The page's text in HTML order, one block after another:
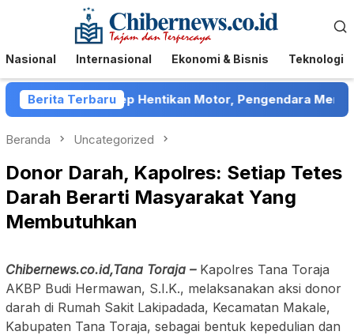
Menu
Mobile
Nasional Internasional Ekonomi & Bisnis Teknologi
Berita Terbaru
di Sumenep Hentikan Motor, Pengendara Mengaku
Beranda Uncategorized
Donor Darah, Kapolres: Setiap Tetes
Darah Berarti Masyarakat Yang
Membutuhkan
Chibernews.co.id,Tana Toraja – Kapolres Tana Toraja
AKBP Budi Hermawan, S.I.K., melaksanakan aksi donor
darah di Rumah Sakit Lakipadada, Kecamatan Makale,
Kabupaten Tana Toraja, sebagai bentuk kepedulian dan